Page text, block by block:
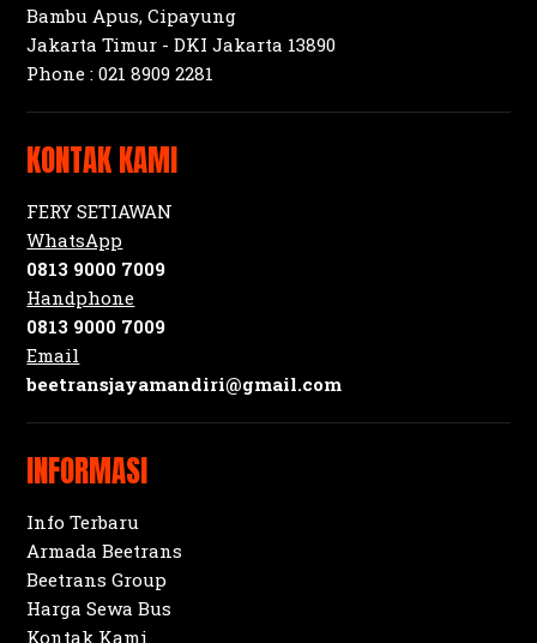
Bambu Apus, Cipayung
Jakarta Timur - DKI Jakarta 13890
Phone :021 8909 2281
KONTAK KAMI
FERY SETIAWAN
WhatsApp
0813 9000 7009
Handphone
0813 9000 7009
Email
beetransjayamandiri@gmail.com
INFORMASI
Info Terbaru
Armada Beetrans
Beetrans Group
Harga Sewa Bus
Kontak Kami